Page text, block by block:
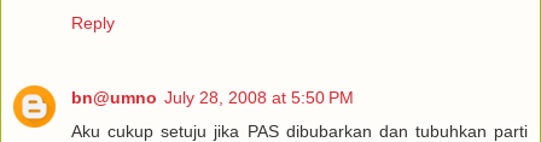
Reply
bn@umno July 28, 2008 at 5:50 PM
Aku cukup setuju jika PAS dibubarkan dan tubuhkan parti